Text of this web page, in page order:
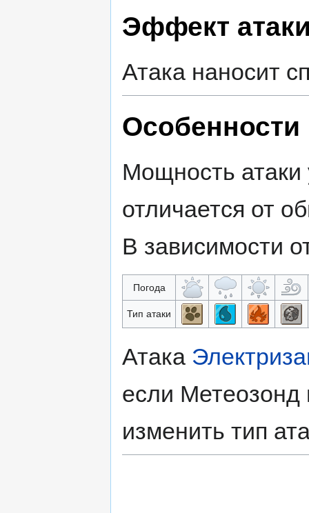
Эффект
Атака наносит
Особенности
Мощность атаки
отличается от
В зависимости
Погода
Тип атаки
Атака
если Метеозонд
изменить тип